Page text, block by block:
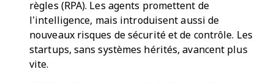
règles (RPA). Les agents promettent de
l’intelligence, mais introduisent aussi de
nouveaux risques de sécurité et de contrôle. Les
startups, sans systèmes hérités, avancent plus
vite.